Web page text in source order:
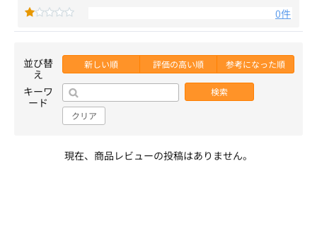
0件
並び替
え
新しい順 評価の高い順 参考になった順
キーワ
ード
検索
クリア
現在、商品レビューの投稿はありません。